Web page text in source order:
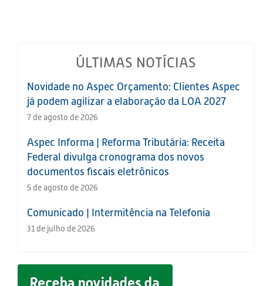
ÚLTIMAS NOTÍCIAS
Novidade no Aspec Orçamento: Clientes Aspec
já podem agilizar a elaboração da LOA 2027
7 de agosto de 2026
Aspec Informa | Reforma Tributária: Receita
Federal divulga cronograma dos novos
documentos fiscais eletrônicos
5 de agosto de 2026
Comunicado | Intermitência na Telefonia
31 de julho de 2026